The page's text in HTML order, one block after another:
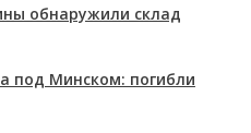
обнаружили склад
под Минском: погибли